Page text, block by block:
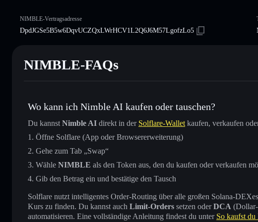
NIMBLE-Vertragsadresse
DpdJGSe5B5w6DqvUCZQxLWrHCV1L2Q6J6M57LgofzLo5
NIMBLE-FAQs
Wo kann ich Nimble AI kaufen oder tauschen?
Du kannst Nimble AI direkt in der Solflare-Wallet kaufen, verkaufen
Öffne Solflare (App oder Browsererweiterung)
Gehe zum Tab „Swap“
Wähle NIMBLE als den Token aus, den du kaufen oder verkaufen
Gib den Betrag ein und bestätige den Tausch
Solflare nutzt intelligentes Order-Routing über alle großen Solana-
Kurs zu finden. Du kannst auch Limit-Orders setzen oderDCA
automatisieren. Eine vollständige Anleitung findest du unter So kaufst